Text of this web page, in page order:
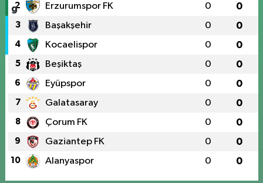
2 Erzurumspor FK 0 0
3 Başakşehir 0 0
4 Kocaelispor 0 0
5 Beşiktaş 0 0
6 Eyüpspor 0 0
7 Galatasaray 0 0
8 Çorum FK 0 0
9 Gaziantep FK 0 0
10 Alanyaspor 0 0